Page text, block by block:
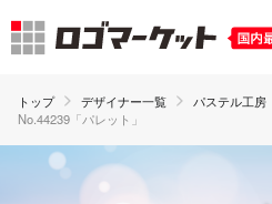
トップ デザイナー一覧 パステル工房
No.44239「パレット」